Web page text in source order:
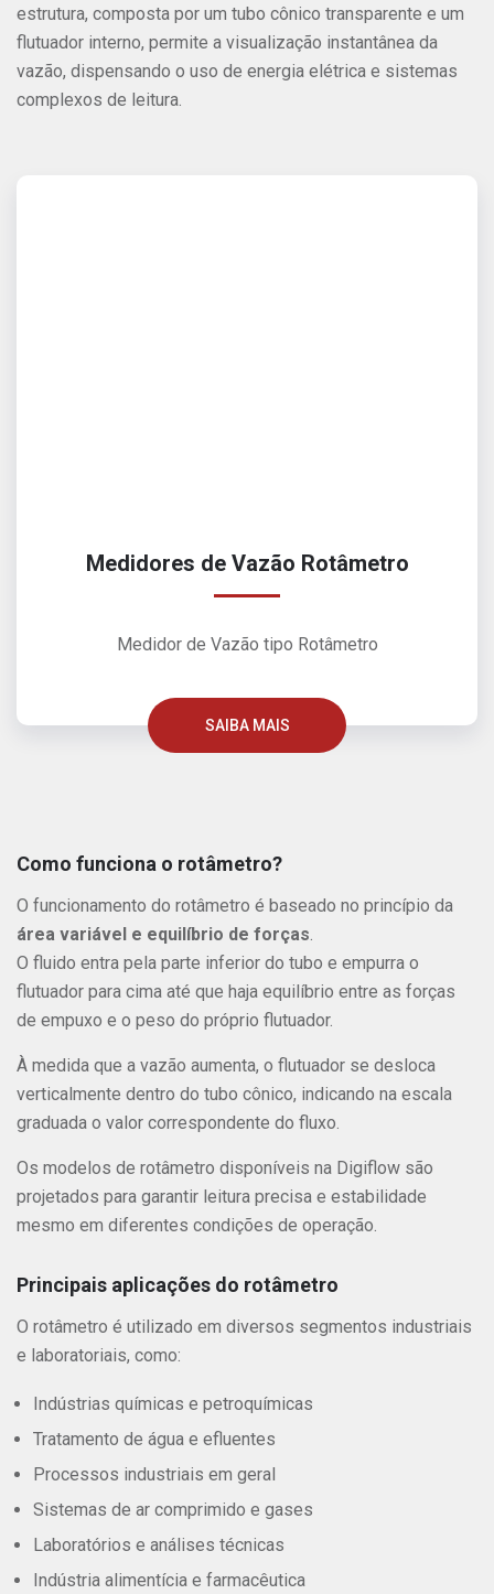
estrutura, composta por um tubo cônico transparente e um
flutuador interno, permite a visualização instantânea da
vazão, dispensando o uso de energia elétrica e sistemas
complexos de leitura.
Medidores de Vazão Rotâmetro
Medidor de Vazão tipo Rotâmetro
SAIBA MAIS
Como funciona o rotâmetro?
O funcionamento do rotâmetro é baseado no princípio da
área variável e equilíbrio de forças
O fluido entra pela parte inferior do tubo e empurra o
flutuador para cima até que haja equilíbrio entre as forças
de empuxo e o peso do próprio flutuador.
À medida que a vazão aumenta, o flutuador se desloca
verticalmente dentro do tubo cônico, indicando na escala
graduada o valor correspondente do fluxo.
Os modelos de rotâmetro disponíveis na Digiflow são
projetados para garantir leitura precisa e estabilidade
mesmo em diferentes condições de operação.
Principais aplicações do rotâmetro
O rotâmetro é utilizado em diversos segmentos industriais
e laboratoriais, como:
Indústrias químicas e petroquímicas
Tratamento de água e efluentes
Processos industriais em geral
Sistemas de ar comprimido e gases
Laboratórios e análises técnicas
Indústria alimentícia e farmacêutica